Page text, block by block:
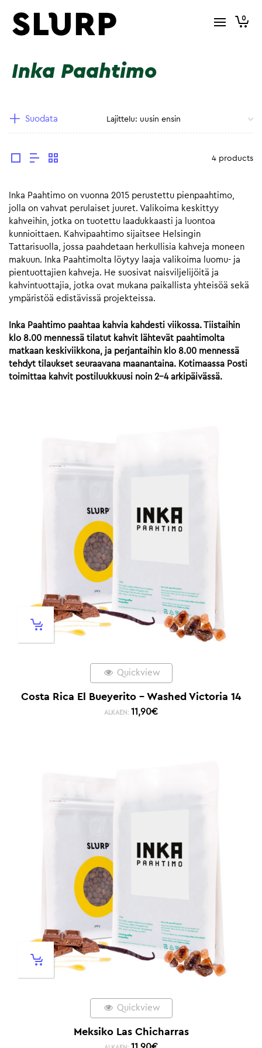
0
Inka Paahtimo
Suodata
4 products
Inka Paahtimo on vuonna 2015 perustettu pienpaahtimo,
jolla on vahvat perulaiset juuret. Valikoima keskittyy
kahveihin, jotka on tuotettu laadukkaasti ja luontoa
kunnioittaen. Kahvipaahtimo sijaitsee Helsingin
Tattarisuolla, jossa paahdetaan herkullisia kahveja moneen
makuun. Inka Paahtimolta löytyy laaja valikoima luomu- ja
pientuottajien kahveja. He suosivat naisviljelijöitä ja
kahvintuottajia, jotka ovat mukana paikallista yhteisöä sekä
ympäristöä edistävissä projekteissa.
Inka Paahtimo paahtaa kahvia kahdesti viikossa. Tiistaihin
klo 8.00 mennessä tilatut kahvit lähtevät paahtimolta
matkaan keskiviikkona, ja perjantaihin klo 8.00 mennessä
tehdyt tilaukset seuraavana maanantaina. Kotimaassa Posti
toimittaa kahvit postiluukkuusi noin 2-4 arkipäivässä.
Quickview
Costa Rica El Bueyerito – Washed Victoria 14
ALKAEN: 11,90€
Quickview
Meksiko Las Chicharras